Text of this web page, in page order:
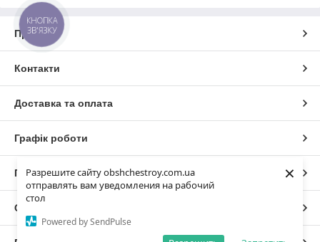
Разрешите сайту obshchestroy.com.ua
отправлять вам уведомления на рабочий
стол
Powered by SendPulse
×
Про нас
Контакти
Доставка та оплата
Графік роботи
Повна версія сайту
Сайт створено на маркетплейсі
КНОПКА
ЗВ'ЯЗКУ